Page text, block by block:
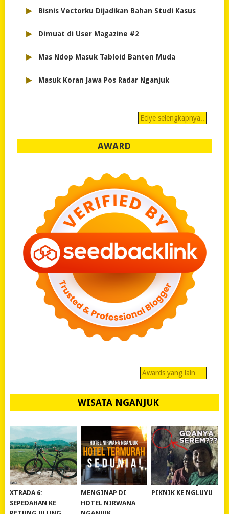
▸ Bisnis Vectorku Dijadikan Bahan Studi Kasus
▸ Dimuat di User Magazine #2
▸ Mas Ndop Masuk Tabloid Banten Muda
▸ Masuk Koran Jawa Pos Radar Nganjuk
Eciye selengkapnya..
AWARD
Awards yang lain…
WISATA NGANJUK
REVIEW POLYGON
XTRADA 6:
SEPEDAHAN KE
MURAH BANGET!
MENGINAP DI
HOTEL NIRWANA
WISATA NGANJUK:
PIKNIK KE NGLUYU